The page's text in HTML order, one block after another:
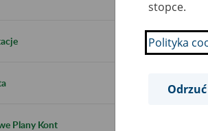
Plany Kont
stopce.
Polityka